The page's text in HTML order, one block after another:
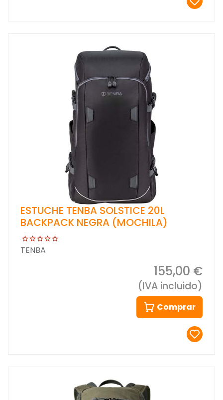
ESTUCHE TENBA SOLSTICE 20L
BACKPACK NEGRA (MOCHILA)
TENBA
155,00 €
(IVA incluido)
Comprar